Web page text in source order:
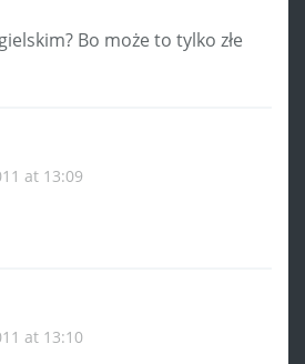
Bo może to tylko złe
at 13:09
at 13:10